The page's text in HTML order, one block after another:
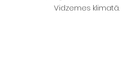
Vidzemes klimatā.